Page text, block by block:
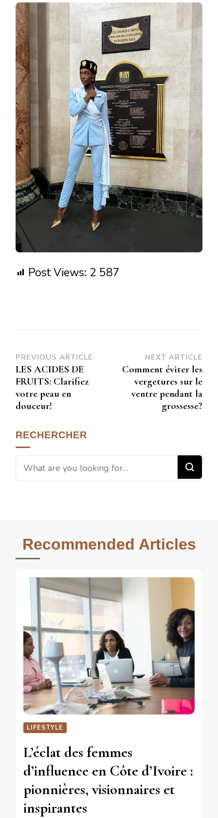
Post Views: 2 587
PREVIOUS ARTICLE
LES ACIDES DE
FRUITS: Clarifiez
votre peau en
douceur!
NEXT ARTICLE
Comment éviter les
vergetures sur le
ventre pendant la
grossesse?
RECHERCHER
Recommended Articles
LIFESTYLE
L’éclat des femmes
d’influence en Côte d’Ivoire :
pionnières, visionnaires et
inspirantes